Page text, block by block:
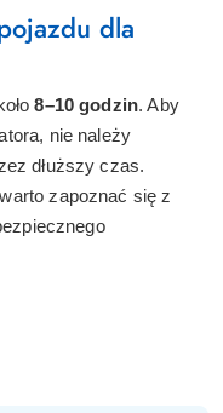
dla
8–10 godzin. Aby
nie należy
dłuższy czas.
zapoznać się z